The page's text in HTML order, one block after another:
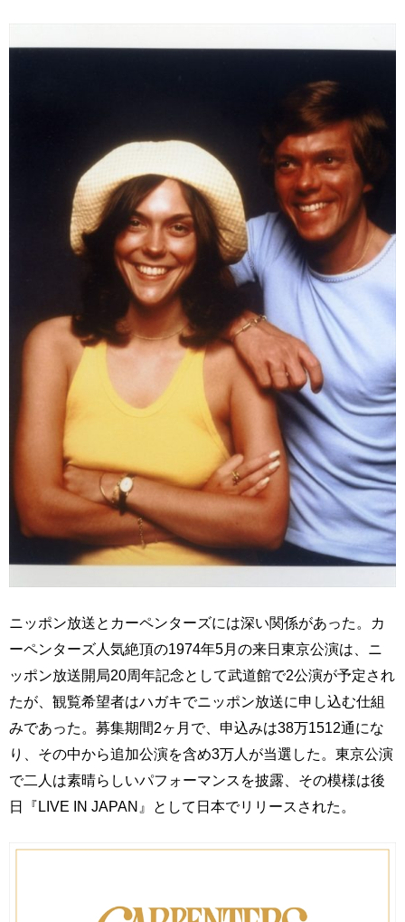
ニッポン放送とカーペンターズには深い関係があった。カ
ーペンターズ人気絶頂の1974年5月の来日東京公演は、ニ
ッポン放送開局20周年記念として武道館で2公演が予定され
たが、観覧希望者はハガキでニッポン放送に申し込む仕組
みであった。募集期間2ヶ月で、申込みは38万1512通にな
り、その中から追加公演を含め3万人が当選した。東京公演
で二人は素晴らしいパフォーマンスを披露、その模様は後
日『LIVE IN JAPAN』として日本でリリースされた。